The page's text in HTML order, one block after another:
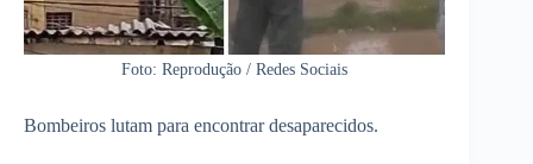
Foto: Reprodução / Redes Sociais
Bombeiros lutam para encontrar desaparecidos.